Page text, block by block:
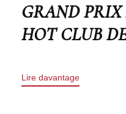
GRAND
HOT CLUB
Lire davantage